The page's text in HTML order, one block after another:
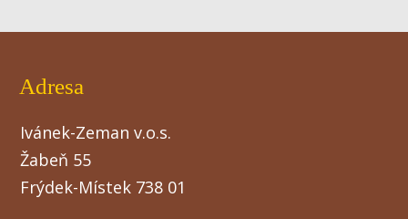
Adresa
Ivánek-Zeman v.o.s.
Žabeň 55
Frýdek-Místek 738 01